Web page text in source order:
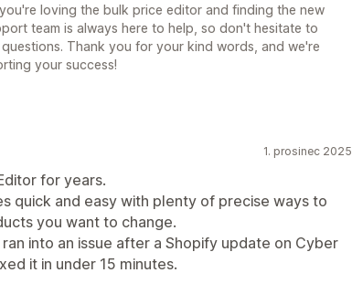
loving the bulk price editor and finding the new
team is always here to help, so don't hesitate to
Thank you for your kind words, and we're
your success!
1. prosinec 2025
for years.
quick and easy with plenty of precise ways to
you want to change.
into an issue after a Shopify update on Cyber
it in under 15 minutes.